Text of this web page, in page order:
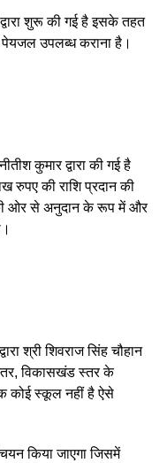
शुरू की गई है इसके तहत
पेयजल उपलब्ध कराना है।
कुमार द्वारा की गई है
रुपए की राशि प्रदान की
ओर से अनुदान के रूप में और
श्री शिवराज सिंह चौहान
विकासखंड स्तर के
कोई स्कूल नहीं है ऐसे
किया जाएगा जिसमें